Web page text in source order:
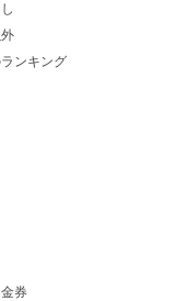
ンキング
券